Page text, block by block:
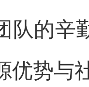
队的辛
优势与